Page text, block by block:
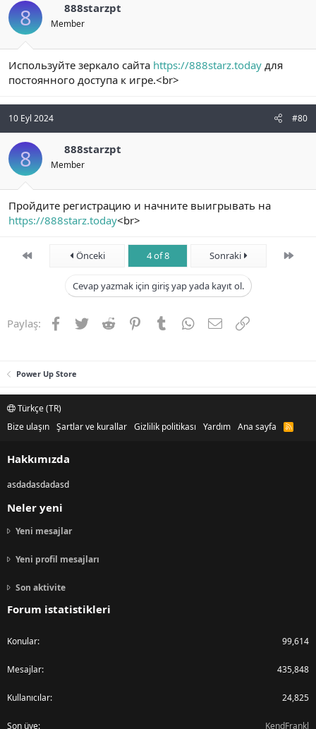
8 888starzpt
Member
Используйте зеркало сайта https://888starz.today для
постоянного доступа к игре.<br>
10 Eyl 2024 #80
8 888starzpt
Member
Пройдите регистрацию и начните выигрывать на
https://888starz.today<br>
First Önceki 4 of 8 Sonraki Son
Cevap yazmak için giriş yap yada kayıt ol.
Paylaş: Facebook
TwitterReddit PinterestTumblrWhatsApp
E-postaLink
Power Up Store
Türkçe (TR)
Bize ulaşın Şartlar ve kurallar Gizlilik politikası Yardım Ana sayfa
R
Hakkımızda
asdadasdadasd
Neler yeni
Yeni mesajlar
Yeni profil mesajları
Son aktivite
Forum istatistikleri
Konular 99,614
Mesajlar 435,848
Kullanıcılar 24,825
Son üye KendFrankl